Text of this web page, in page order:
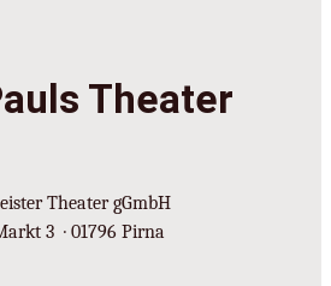
Theater
Theater gGmbH
3 · 01796 Pirna